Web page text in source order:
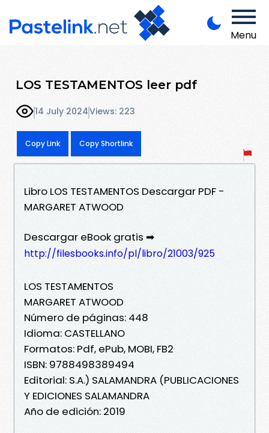
Menu
LOS TESTAMENTOS leer pdf
14 July 2024Views: 223
Copy Link Copy Shortlink
Libro LOS TESTAMENTOS Descargar PDF -
MARGARET ATWOOD
Descargar eBook gratis ➡
http://filesbooks.info/pl/libro/21003/925
LOS TESTAMENTOS
MARGARET ATWOOD
Número de páginas: 448
Idioma: CASTELLANO
Formatos: Pdf, ePub, MOBI, FB2
ISBN: 9788498389494
Editorial: S.A.) SALAMANDRA (PUBLICACIONES
Y EDICIONES SALAMANDRA
Año de edición: 2019